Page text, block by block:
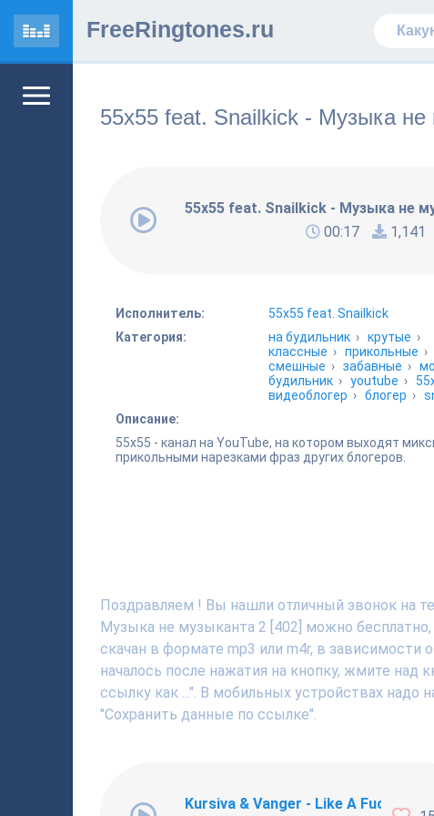
FreeRingtones.ru
55x55 feat. Snailkick - Музыка не
55x55 feat. Snailkick - Музыка не
00:17
1,141
Исполнитель:
55x55 feat. Snailkick
Категория:
на будильник › крутые ›
классные › прикольные ›
смешные › забавные ›
будильник › youtube ›
видеоблогер › блогер ›
Описание:
55x55 - канал на YouTube, на котором выходят
прикольными нарезками фраз других блогеров.
Поздравляем ! Вы нашли отличный звонок на
Музыка не музыканта 2 [402] можно
скачан в формате mp3 или m4r, в зависимости
началось после нажатия на кнопку, жмите
ссылку как ...". В мобильных устройствах надо
"Сохранить данные по ссылке".
Kursiva & Vanger - Like A Fucking